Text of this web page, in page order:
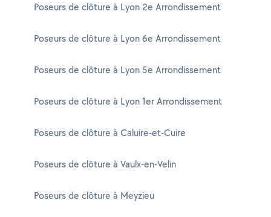
Poseurs de clôture à Lyon 2e Arrondissement
Poseurs de clôture à Lyon 6e Arrondissement
Poseurs de clôture à Lyon 5e Arrondissement
Poseurs de clôture à Lyon 1er Arrondissement
Poseurs de clôture à Caluire-et-Cuire
Poseurs de clôture à Vaulx-en-Velin
Poseurs de clôture à Meyzieu